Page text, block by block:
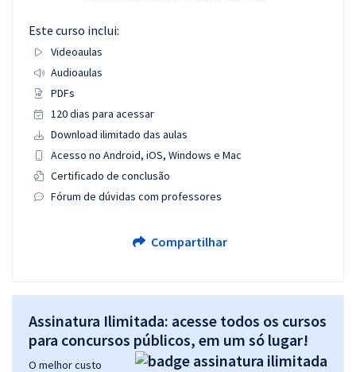
Este curso inclui:
Videoaulas
Audioaulas
PDFs
120 dias para acessar
Download ilimitado das aulas
Acesso no Android, iOS, Windows e Mac
Certificado de conclusão
Fórum de dúvidas com professores
Compartilhar
Assinatura Ilimitada: acesse todos os cursos
para concursos públicos, em um só lugar!
O melhor custo